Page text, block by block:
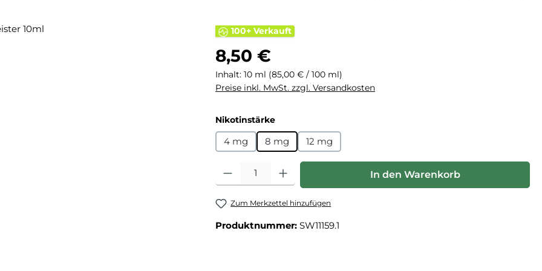
100+ Verkauft
Regulärer Preis:
8,50 €
Inhalt: 10 ml (85,00 € / 100 ml)
Preise inkl. MwSt. zzgl. Versandkosten
Nikotinstärkeauswählen
4 mg 8 mg 12 mg
Produkt Anzahl: Gib den gewünschten Wert ein oder benutze die
In den Warenkorb
Zum Merkzettel hinzufügen
Produktnummer: SW11159.1